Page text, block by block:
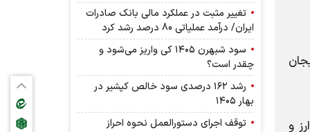
و
تغییر مثبت در عملکرد مالی بانک صادرات
ایران/ درآمد عملیاتی 80 درصد رشد کرد
سود شبهرن ۱۴۰۵ کی واریز می‌شود و
چقدر است؟
رشد ۱۶۲ درصدی سود خالص کپشیر در
بهار ۱۴۰۵
توقف اجرای دستورالعمل نحوه احراز